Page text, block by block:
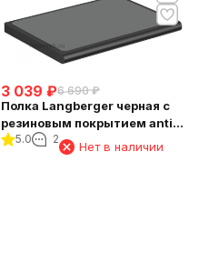
3 039 ₽6 690 ₽
Полка Langberger черная с
резиновым покрытием anti-
slip 38051F-BP
5.0 2
Нет в наличии